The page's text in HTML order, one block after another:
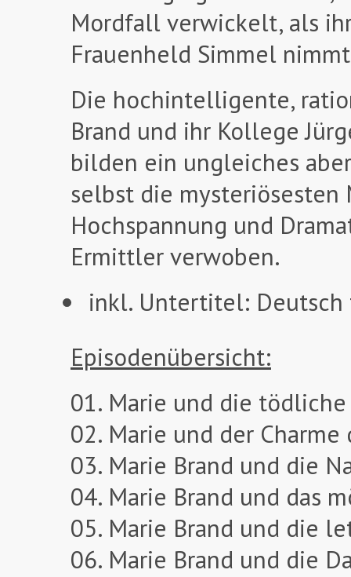
Mordfall verwickelt, als
Frauenheld Simmel
Die hochintelligente,
Brand und ihr Kollege
bilden ein ungleiches
selbst die
Hochspannung und
Ermittler verwoben.
inkl. Untertitel: Deutsch
Episodenübersicht:
01. Marie und die tödliche
02. Marie und der Charme
03. Marie Brand und die
04. Marie Brand und das
05. Marie Brand und die
06. Marie Brand und die